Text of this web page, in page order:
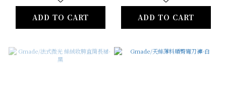
ADD TO CART ADD TO CART